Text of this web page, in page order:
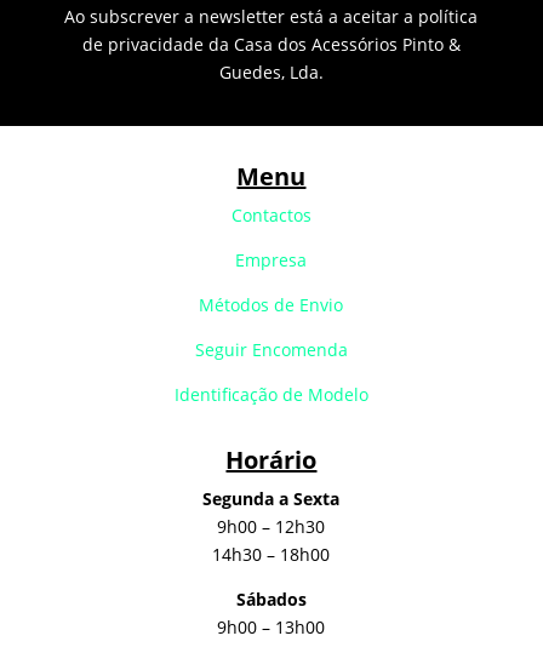
Ao subscrever a newsletter está a aceitar a política
de privacidade da Casa dos Acessórios Pinto &
Guedes, Lda.
Menu
Contactos
Empresa
Métodos de Envio
Seguir Encomenda
Identificação de Modelo
Horário
Segunda a Sexta
9h00 – 12h30
14h30 – 18h00
Sábados
9h00 – 13h00